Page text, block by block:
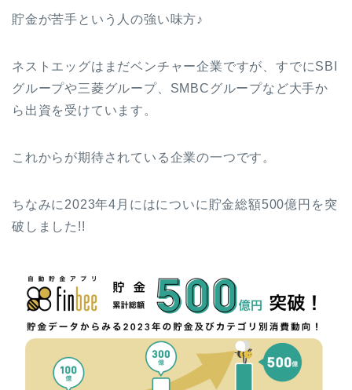
貯金が苦手という人の強い味方♪
ネストエッグはまだベンチャー企業ですが、すでにSBI
グループや三菱グループ、SMBCグループなど大手か
ら出資を受けています。
これからが期待されている企業の一つです。
ちなみに2023年4月にはについに貯金総額500億円を突
破しました!!